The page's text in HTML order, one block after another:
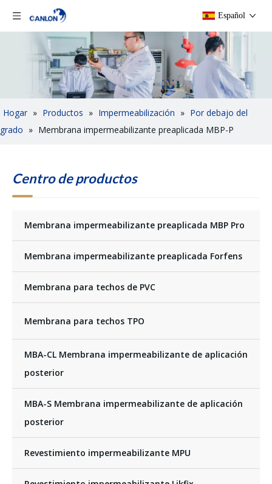
Español
Hogar » Productos » Impermeabilización » Por debajo del
grado » Membrana impermeabilizante preaplicada MBP-P
Centro de productos
Membrana impermeabilizante preaplicada MBP Pro
Membrana impermeabilizante preaplicada Forfens
Membrana para techos de PVC
Membrana para techos TPO
MBA-CL Membrana impermeabilizante de aplicación
posterior
MBA-S Membrana impermeabilizante de aplicación
posterior
Revestimiento impermeabilizante MPU